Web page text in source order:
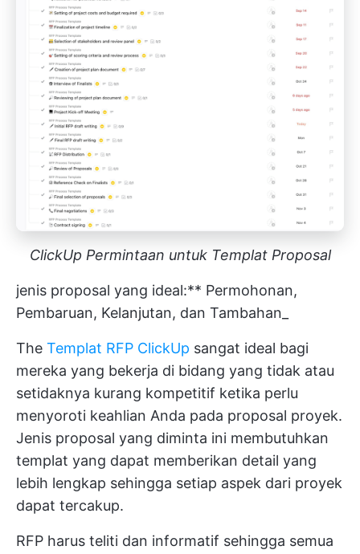
ClickUp Permintaan untuk Templat Proposal
jenis proposal yang ideal:** Permohonan,
Pembaruan, Kelanjutan, dan Tambahan_
The Templat RFP ClickUp sangat ideal bagi
mereka yang bekerja di bidang yang tidak atau
setidaknya kurang kompetitif ketika perlu
menyoroti keahlian Anda pada proposal proyek.
Jenis proposal yang diminta ini membutuhkan
templat yang dapat memberikan detail yang
lebih lengkap sehingga setiap aspek dari proyek
dapat tercakup.
RFP harus teliti dan informatif sehingga semua